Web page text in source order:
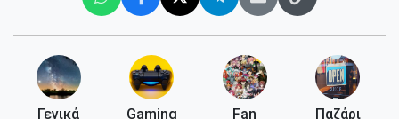
Γενικά Gaming
Fan
Παζάρι